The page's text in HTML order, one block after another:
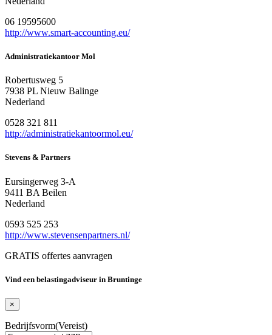
06 19595600
http://www.smart-accounting.eu/
Administratiekantoor Mol
Robertusweg 5
7938 PL Nieuw Balinge
Nederland
0528 321 811
http://administratiekantoormol.eu/
Stevens & Partners
Eursingerweg 3-A
9411 BA Beilen
Nederland
0593 525 253
http://www.stevensenpartners.nl/
GRATIS offertes aanvragen
Vind een belastingadviseur in Bruntinge
×
Bedrijfsvorm(Vereist)